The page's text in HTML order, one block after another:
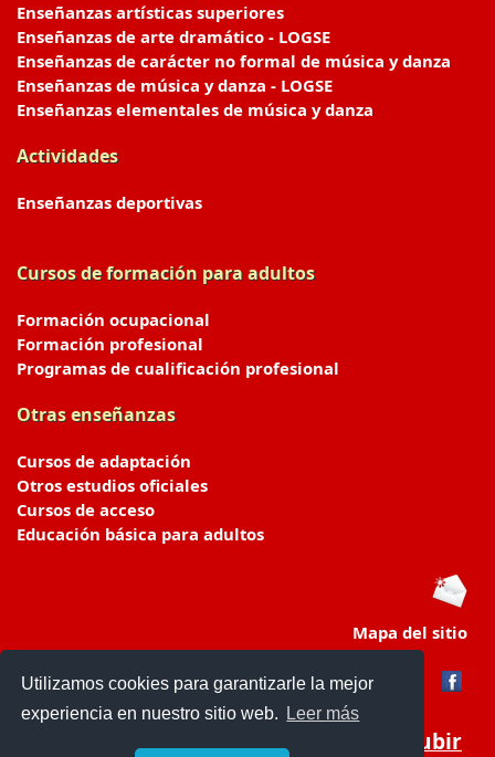
Utilizamos cookies para garantizarle la mejor
experiencia en nuestro sitio web.
Leer más
Enseñanzas artísticas superiores
Enseñanzas de arte dramático - LOGSE
Enseñanzas de carácter no formal de música y danza
Enseñanzas de música y danza - LOGSE
Enseñanzas elementales de música y danza
Actividades
Enseñanzas deportivas
Cursos de formación para adultos
Formación ocupacional
Formación profesional
Programas de cualificación profesional
Otras enseñanzas
Cursos de adaptación
Otros estudios oficiales
Cursos de acceso
Educación básica para adultos
Mapa del sitio
Subir